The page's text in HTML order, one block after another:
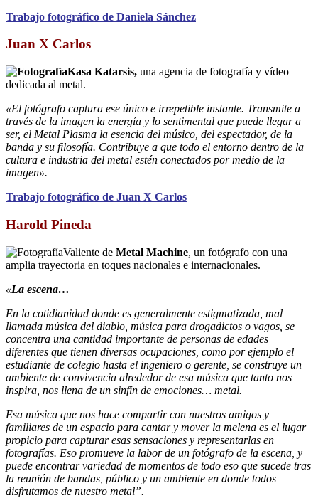
Trabajo fotográfico de Daniela Sánchez
Juan X Carlos
Kasa Katarsis, una agencia de fotografía y vídeo
dedicada al metal.
«El fotógrafo captura ese único e irrepetible instante. Transmite a
través de la imagen la energía y lo sentimental que puede llegar a
ser, el Metal Plasma la esencia del músico, del espectador, de la
banda y su filosofía. Contribuye a que todo el entorno dentro de la
cultura e industria del metal estén conectados por medio de la
imagen».
Trabajo fotográfico de Juan X Carlos
Harold Pineda
Valiente de Metal Machine, un fotógrafo con una
amplia trayectoria en toques nacionales e internacionales.
«La escena…
En la cotidianidad donde es generalmente estigmatizada, mal
llamada música del diablo, música para drogadictos o vagos, se
concentra una cantidad importante de personas de edades
diferentes que tienen diversas ocupaciones, como por ejemplo el
estudiante de colegio hasta el ingeniero o gerente, se construye un
ambiente de convivencia alrededor de esa música que tanto nos
inspira, nos llena de un sinfín de emociones… metal.
Esa música que nos hace compartir con nuestros amigos y
familiares de un espacio para cantar y mover la melena es el lugar
propicio para capturar esas sensaciones y representarlas en
fotografías. Eso promueve la labor de un fotógrafo de la escena, y
puede encontrar variedad de momentos de todo eso que sucede tras
la reunión de bandas, público y un ambiente en donde todos
disfrutamos de nuestro metal”.